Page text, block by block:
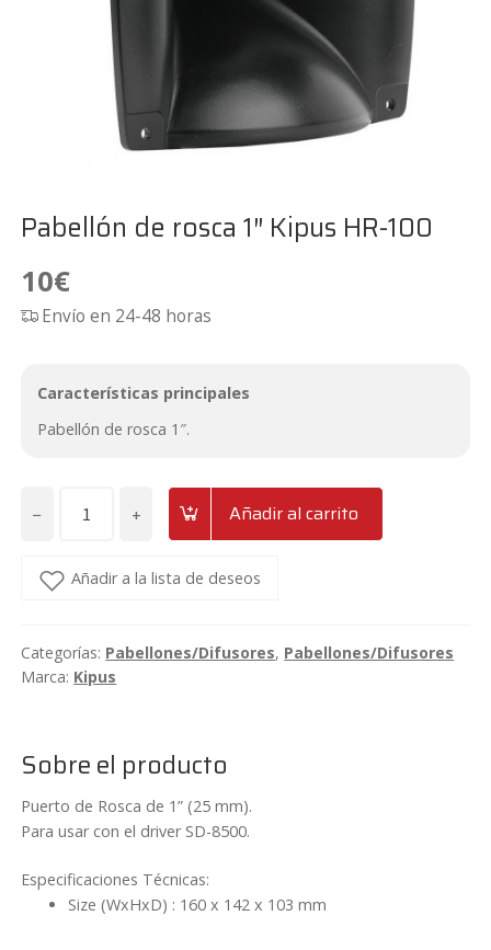
Pabellón de rosca 1″ Kipus HR-100
10€
Envío en 24-48 horas
Características principales
Pabellón de rosca 1″.
−
Pabellón
rosca
HR-
100
+ Añadir al carrito
Añadir a la lista de deseos
Categorías: Pabellones/Difusores, Pabellones/Difusores
Marca: Kipus
Sobre el producto
Puerto de Rosca de 1” (25 mm).
Para usar con el driver SD-8500.
Especificaciones Técnicas:
Size (WxHxD) : 160 x 142 x 103 mm